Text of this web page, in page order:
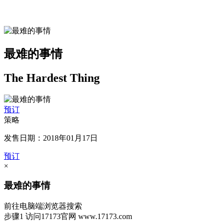
最难的事情
The Hardest Thing
预订
策略
发售日期：2018年01月17日
预订
×
最难的事情
前往电脑端浏览器搜索
步骤1 访问17173官网 www.17173.com